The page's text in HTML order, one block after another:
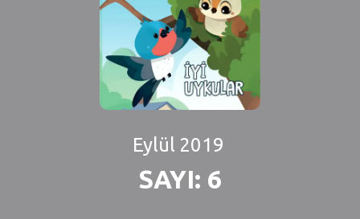
Eylül 2019
SAYI: 6